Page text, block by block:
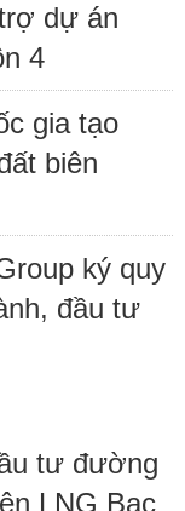
dự án
4
gia tạo
biên
ký quy
đầu tư
tư đường
LNG Bạc